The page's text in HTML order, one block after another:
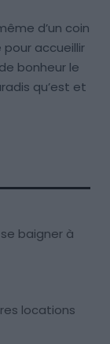
d’un coin
accueillir
bonheur le
qu’est et
baigner à
locations